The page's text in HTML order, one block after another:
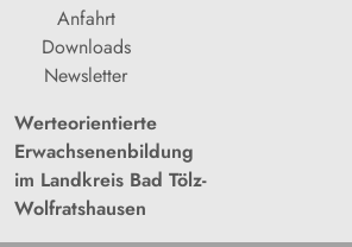
Anfahrt
Downloads
Newsletter
Werteorientierte
Erwachsenenbildung
im Landkreis Bad Tölz-
Wolfratshausen